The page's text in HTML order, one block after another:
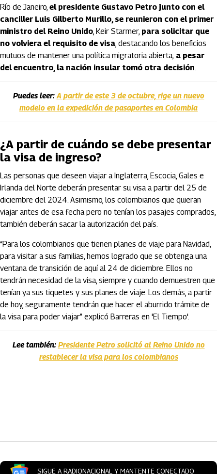
Río de Janeiro, el presidente Gustavo Petro junto con el
canciller Luis Gilberto Murillo, se reunieron con el primer
ministro del Reino Unido, Keir Starmer, para solicitar que
no volviera el requisito de visa, destacando los beneficios
mutuos de mantener una política migratoria abierta; a pesar
del encuentro, la nación insular tomó otra decisión.
Puedes leer:A partir de este 3 de octubre, rige un nuevo
modelo en la expedición de pasaportes en Colombia
¿A partir de cuándo se debe presentar
la visa de ingreso?
Las personas que deseen viajar a Inglaterra, Escocia, Gales e
Irlanda del Norte deberán presentar su visa a partir del 25 de
diciembre del 2024. Asimismo, los colombianos que quieran
viajar antes de esa fecha pero no tenían los pasajes comprados,
también deberán sacar la autorización del país.
“Para los colombianos que tienen planes de viaje para Navidad,
para visitar a sus familias, hemos logrado que se obtenga una
ventana de transición de aquí al 24 de diciembre. Ellos no
tendrán necesidad de la visa, siempre y cuando demuestren que
tenían ya sus tiquetes y sus planes de viaje. Los demás, a partir
de hoy, seguramente tendrán que hacer el aburrido trámite de
la visa para poder viajar” explicó Barreras en 'El Tiempo'.
Lee también: Presidente Petro solicitó al Reino Unido no
restablecer la visa para los colombianos
SIGUE A RADIONACIONAL Y MANTENTE CONECTADO